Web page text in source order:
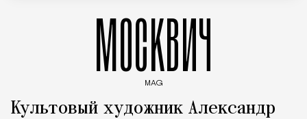
МОСКВИЧ
MAG
Культовый художник Александр